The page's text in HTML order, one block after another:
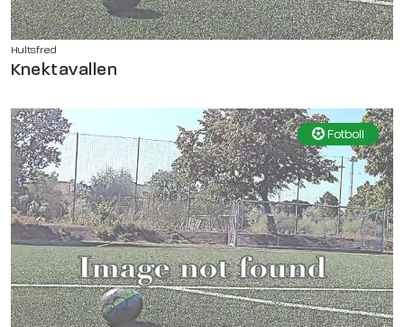
Hultsfred
Knektavallen
Fotboll